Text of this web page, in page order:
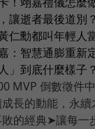
讓逝者最後道別？
仁勳都叫年輕人
：智慧通膨重新
」到底什麼樣子？
MVP 倒數徵件
長的動能，永
的經典➤讓每一